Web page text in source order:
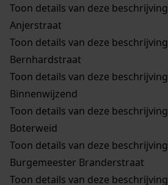
Toon details van deze beschrijving
Anjerstraat
Toon details van deze beschrijving
Bernhardstraat
Toon details van deze beschrijving
Binnenwijzend
Toon details van deze beschrijving
Boterweid
Toon details van deze beschrijving
Burgemeester Branderstraat
Toon details van deze beschrijving